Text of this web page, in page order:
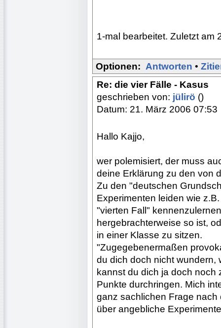
1-mal bearbeitet. Zuletzt am
Optionen: Antworten •
Re: die vier Fälle - Kasus
geschrieben von: jülirö ()
Datum: 21. März 2006 07:53
Hallo Kajjo,
wer polemisiert, der muss
deine Erklärung zu den von
Zu den "deutschen
Experimenten leiden wie
"vierten Fall"
hergebrachterweise so ist,
in einer Klasse zu sitzen.
"Zugegebenermaßen
du dich doch nicht wundern,
kannst du dich ja doch noch
Punkte durchringen. Mich
ganz sachlichen Frage
über angebliche